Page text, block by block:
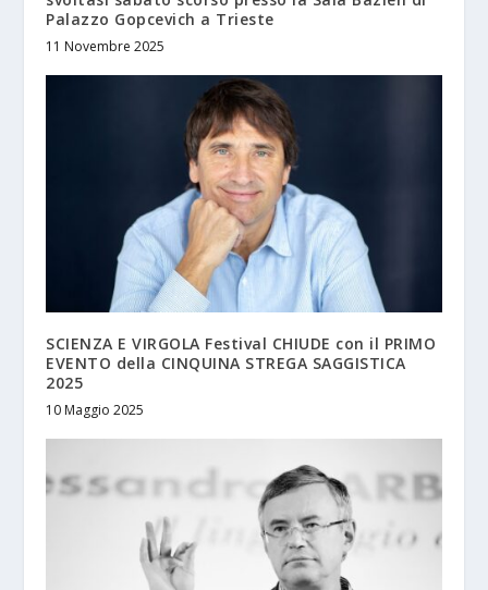
Palazzo Gopcevich a Trieste
11 Novembre 2025
SCIENZA E VIRGOLA Festival CHIUDE con il PRIMO
EVENTO della CINQUINA STREGA SAGGISTICA
2025
10 Maggio 2025